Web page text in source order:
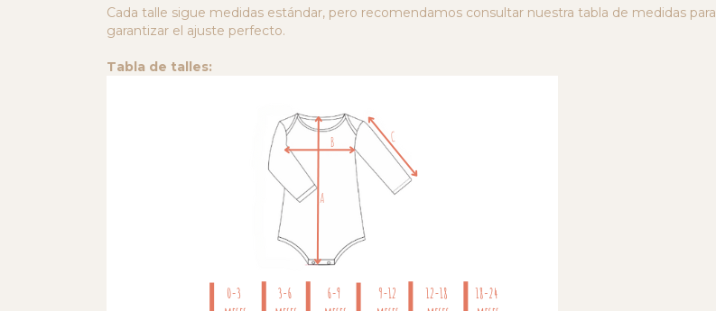
Cada talle sigue medidas estándar, pero recomendamos consultar nuestra tabla de medidas para
garantizar el ajuste perfecto.
Tabla de talles: